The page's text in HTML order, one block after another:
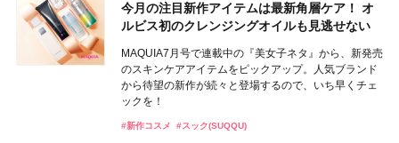
今月の注目新作アイテムは最新角層ケア！ オ
ルビス初のクレンジングオイルも見逃せない
MAQUIA7月号で連載中の『美女子ネタ』から、新発売
のスキンケアアイテムをピックアップ。人気ブランド
から待望の新作が続々と登場するので、いち早くチェ
ックを！
#新作コスメ #スック(SUQQU)